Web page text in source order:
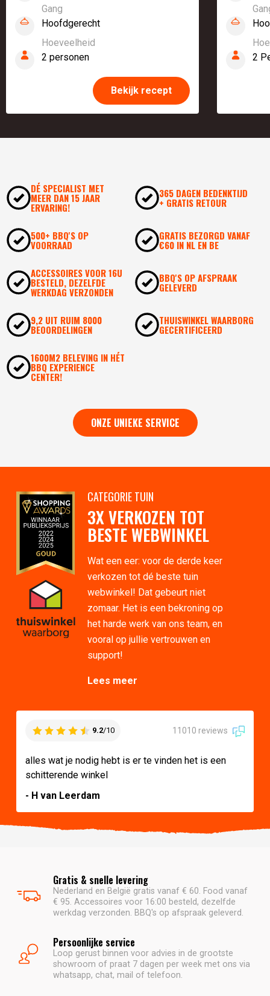
Gang
Hoofdgerecht
Hoeveelheid
2 personen
Bekijk recept
2
DÉ SPECIALIST MET
MEER DAN 15 JAAR
ERVARING!
365 DAGEN BEDENKTIJD
+ GRATIS RETOUR
500+ BBQ'S OP
VOORRAAD
GRATIS BEZORGD VANAF
€60 IN NL EN BE
ACCESSOIRES VOOR 16U
BESTELD, DEZELFDE
WERKDAG VERZONDEN
BBQ'S OP AFSPRAAK
GELEVERD
9,2 UIT RUIM 8000
BEOORDELINGEN
THUISWINKEL WAARBORG
GECERTIFICEERD
1600M2 BELEVING IN HÉT
BBQ EXPERIENCE
CENTER!
ONZE UNIEKE SERVICE
CATEGORIE TUIN
3X VERKOZEN TOT
BESTE WEBWINKEL
Wat een eer: voor de derde keer
verkozen tot dé beste tuin
webwinkel! Dat gebeurt niet
zomaar. Het is een bekroning op
het harde werk van ons team, en
vooral op jullie vertrouwen en
support!
Lees meer
9.2/10 11010 reviews
alles wat je nodig hebt is er te vinden het is een
schitterende winkel
- H van Leerdam
Gratis & snelle levering
Nederland en België gratis vanaf € 60. Food vanaf
€ 95. Accessoires voor 16:00 besteld, dezelfde
werkdag verzonden. BBQ's op afspraak geleverd.
Persoonlijke service
Loop gerust binnen voor advies in de grootste
showroom of praat 7 dagen per week met ons via
whatsapp, chat, mail of telefoon.